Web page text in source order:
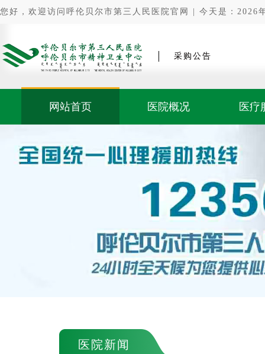
您好，欢迎访问呼伦贝尔市第三人民医院官网 | 今天是：2026
采购公告
网站首页 医院概况 医疗
医院新闻